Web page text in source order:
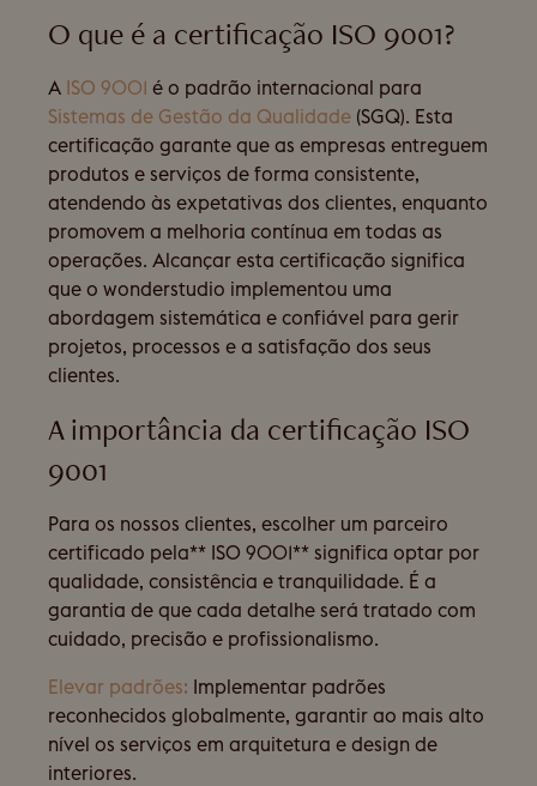
O que é a certificação ISO 9001?
A ISO 9001 é o padrão internacional para
Sistemas de Gestão da Qualidade (SGQ). Esta
certificação garante que as empresas entreguem
produtos e serviços de forma consistente,
atendendo às expetativas dos clientes, enquanto
promovem a melhoria contínua em todas as
operações. Alcançar esta certificação significa
que o wonderstudio implementou uma
abordagem sistemática e confiável para gerir
projetos, processos e a satisfação dos seus
clientes.
A importância da certificação ISO
9001
Para os nossos clientes, escolher um parceiro
certificado pela** ISO 9001** significa optar por
qualidade, consistência e tranquilidade. É a
garantia de que cada detalhe será tratado com
cuidado, precisão e profissionalismo.
Elevar padrões: Implementar padrões
reconhecidos globalmente, garantir ao mais alto
nível os serviços em arquitetura e design de
interiores.